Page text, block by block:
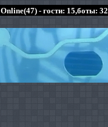
Online(47) - гости: 15,боты: 32